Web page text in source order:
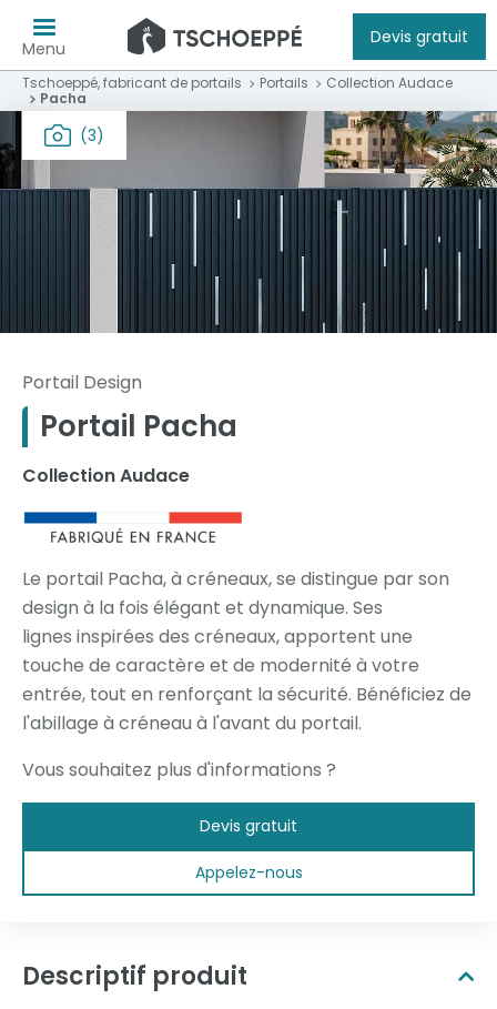
Menu
Devis gratuit
Tschoeppé, fabricant de portails Portails
Collection Audace
Pacha
(3)
Portail Design
Portail Pacha
Collection Audace
Le portail Pacha, à créneaux, se distingue par son
design à la fois élégant et dynamique. Ses
lignes inspirées des créneaux, apportent une
touche de caractère et de modernité à votre
entrée, tout en renforçant la sécurité. Bénéficiez de
l'abillage à créneau à l'avant du portail.
Vous souhaitez plus d'informations ?
Devis gratuit
Appelez-nous
Descriptif produit